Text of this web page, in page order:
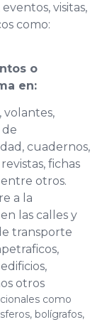
visitas,
como:
o
en:
volantes,
de
cuadernos,
fichas
otros.
a la
las calles y
transporte
otros
como
bolígrafos,